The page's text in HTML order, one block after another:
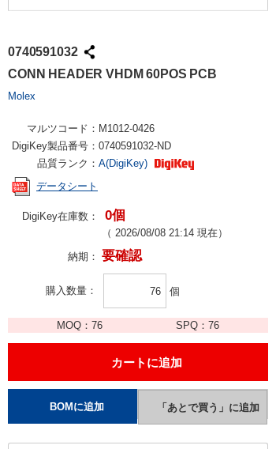
0740591032
CONN HEADER VHDM 60POS PCB
Molex
マルツコード： M1012-0426
DigiKey製品番号： 0740591032-ND
品質ランク： A(DigiKey)
データシート
DigiKey在庫数： 0個
（ 2026/08/08 21:14 現在）
納期： 要確認
購入数量 個
MOQ： 76 SPQ：76